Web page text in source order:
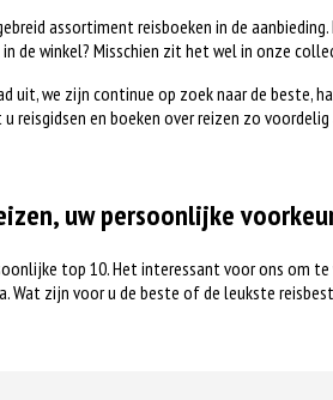
assortiment reisboeken in de
de winkel? Misschien zit het wel in onze
uit, we zijn continue op zoek naar de beste,
reisgidsen en boeken over reizen zo
uw persoonlijke
top 10. Het interessant voor ons om
Wat zijn voor u de beste of de leukste